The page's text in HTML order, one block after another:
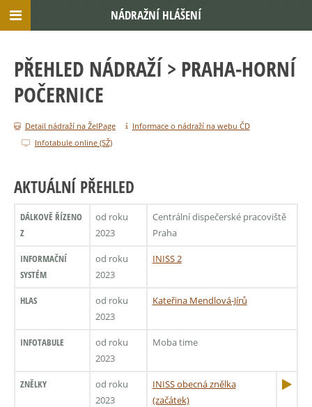
PŘEHLED NÁDRAŽÍ > PRAHA-HORNÍ
POČERNICE
Detail nádraží na ŽelPage
Informace o nádraží na webu ČD
Infotabule online (SŽ)
AKTUÁLNÍ PŘEHLED
DÁLKOVĚ ŘÍZENO
Z
od roku
2023
Centrální dispečerské pracoviště
Praha
INFORMAČNÍ
SYSTÉM
od roku
2023
INISS 2
HLAS
od roku
2023
Kateřina Mendlová-Jírů
INFOTABULE
od roku
2023
Moba time
ZNĚLKY
od roku
2023
INISS obecná znělka
(začátek)
NÁDRAŽNÍ HLÁŠENÍ